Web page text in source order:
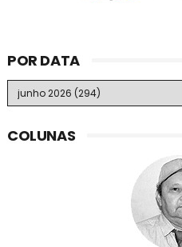
POR DATA
COLUNAS